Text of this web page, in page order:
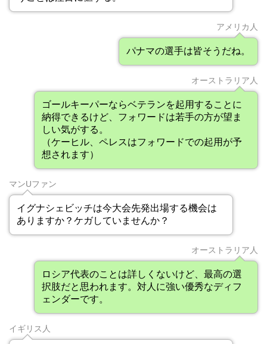
アメリカ人
パナマの選手は皆そうだね。
オーストラリア人
ゴールキーパーならベテランを起用することに
納得できるけど、フォワードは若手の方が望ま
しい気がする。
（ケーヒル、ペレスはフォワードでの起用が予
想されます）
マンUファン
イグナシェビッチは今大会先発出場する機会は
ありますか？ケガしていませんか？
オーストラリア人
ロシア代表のことは詳しくないけど、最高の選
択肢だと思われます。対人に強い優秀なディフ
ェンダーです。
イギリス人